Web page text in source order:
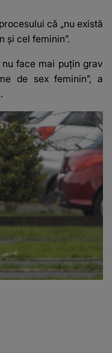
că „nu există
și cel feminin”.
face mai puțin grav
de sex feminin”, a